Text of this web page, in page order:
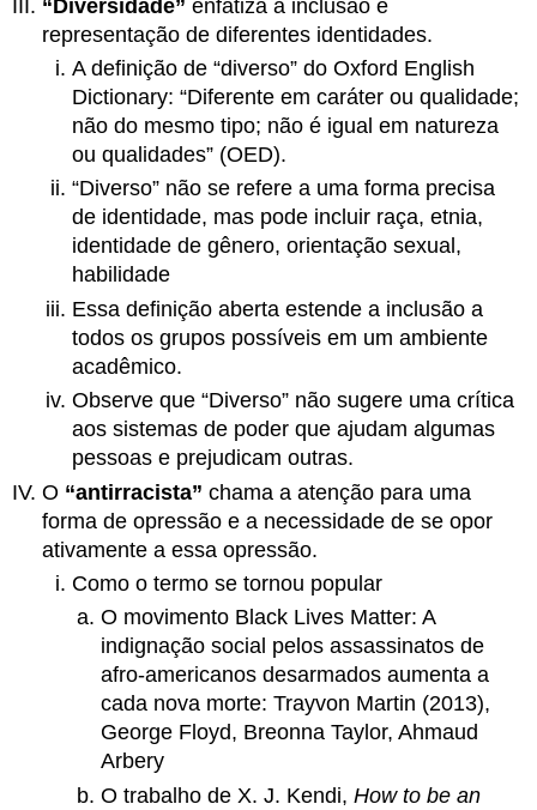
“Diversidade” enfatiza a inclusão e
representação de diferentes identidades.
A definição de “diverso” do Oxford English
Dictionary: “Diferente em caráter ou qualidade;
não do mesmo tipo; não é igual em natureza
ou qualidades” (OED).
“Diverso” não se refere a uma forma precisa
de identidade, mas pode incluir raça, etnia,
identidade de gênero, orientação sexual,
habilidade
Essa definição aberta estende a inclusão a
todos os grupos possíveis em um ambiente
acadêmico.
Observe que “Diverso” não sugere uma crítica
aos sistemas de poder que ajudam algumas
pessoas e prejudicam outras.
O “antirracista” chama a atenção para uma
forma de opressão e a necessidade de se opor
ativamente a essa opressão.
Como o termo se tornou popular
O movimento Black Lives Matter: A
indignação social pelos assassinatos de
afro-americanos desarmados aumenta a
cada nova morte: Trayvon Martin (2013),
George Floyd, Breonna Taylor, Ahmaud
Arbery
O trabalho de X. J. Kendi,How to be an